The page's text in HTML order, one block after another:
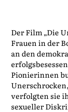
Der Film „Die
Frauen in der
an den
Pionierinnen
verfolgten sie
sexueller